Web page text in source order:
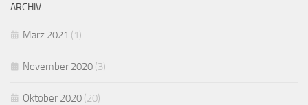
ARCHIV
März 2021 (1)
November 2020 (3)
Oktober 2020 (20)